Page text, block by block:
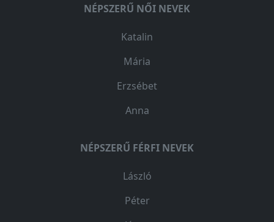
NÉPSZERŰ NŐI NEVEK
Katalin
Mária
Erzsébet
Anna
NÉPSZERŰ FÉRFI NEVEK
László
Péter